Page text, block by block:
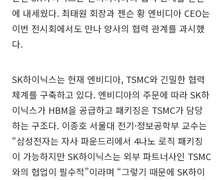
에 내세웠다. 최태원 회장과 젠슨 황 엔비디아 CEO는
이번 전시회에서도 만나 양사의 협력 관계를 과시했
다.
SK하이닉스는 현재 엔비디아, TSMC와 긴밀한 협력
체계를 구축하고 있다. 엔비디아의 주문에 따라 SK하
이닉스가 HBM을 공급하고 패키징은 TSMC가 담당
하는 구조다. 이종호 서울대 전기·정보공학부 교수는
“삼성전자는 자사 파운드리에서 4나노 로직 패키징
이 가능하지만 SK하이닉스는 외부 파트너사인 TSMC
와의 협업이 필수적”이라며 “그렇기 때문에 SK하이